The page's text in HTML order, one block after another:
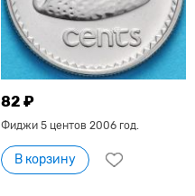
82 ₽
Фиджи 5 центов 2006 год.
В корзину